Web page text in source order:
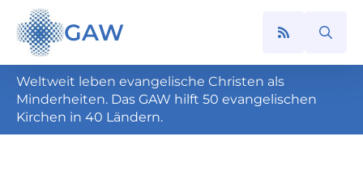
GAW
Search
Weltweit leben evangelische Christen als
Minderheiten. Das GAW hilft 50 evangelischen
Kirchen in 40 Ländern.